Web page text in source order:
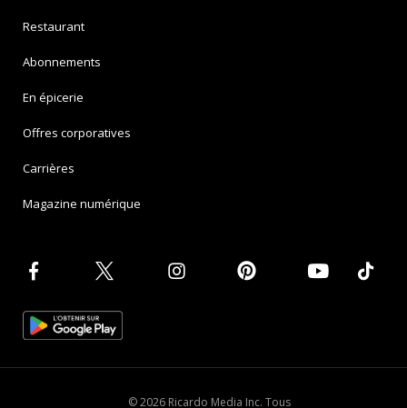
Restaurant
Abonnements
En épicerie
Offres corporatives
Carrières
Magazine numérique
© 2026 Ricardo Media Inc. Tous